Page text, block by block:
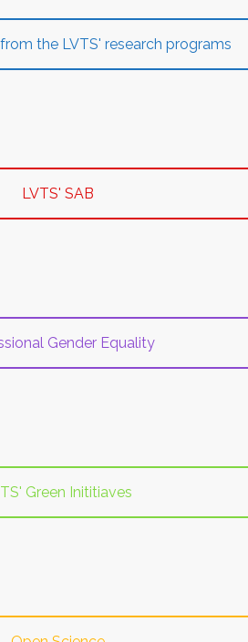
the LVTS' research programs
LVTS' SAB
Gender Equality
Green Inititiaves